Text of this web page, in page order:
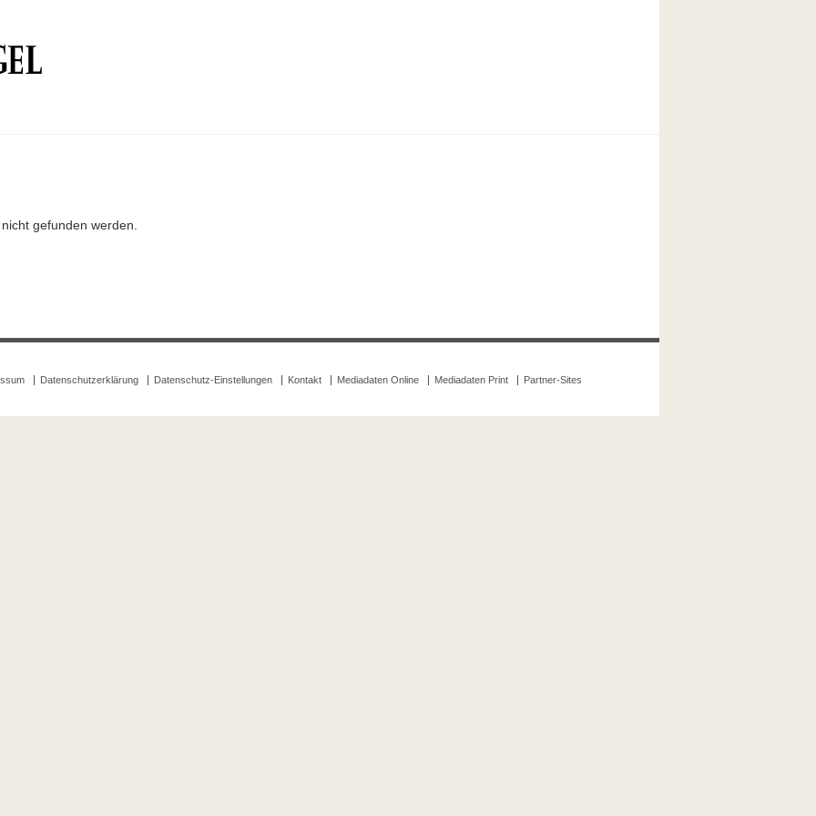
gefunden werden.
Datenschutzerklärung Datenschutz-Einstellungen Kontakt Mediadaten Online Mediadaten Print Partner-Sites